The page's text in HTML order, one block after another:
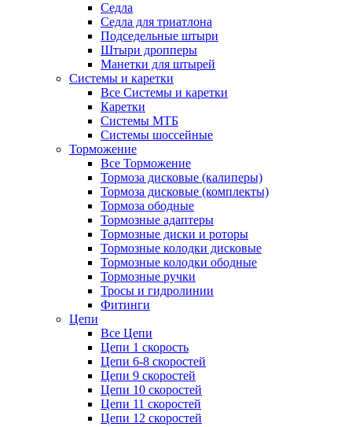
Седла
Седла для триатлона
Подседельные штыри
Штыри дропперы
Манетки для штырей
Системы и каретки
Все Системы и каретки
Каретки
Системы МТБ
Системы шоссейные
Торможение
Все Торможение
Тормоза дисковые (калиперы)
Тормоза дисковые (комплекты)
Тормоза ободные
Тормозные адаптеры
Тормозные диски и роторы
Тормозные колодки дисковые
Тормозные колодки ободные
Тормозные ручки
Тросы и гидролинии
Фитинги
Цепи
Все Цепи
Цепи 1 скорость
Цепи 6-8 скоростей
Цепи 9 скоростей
Цепи 10 скоростей
Цепи 11 скоростей
Цепи 12 скоростей